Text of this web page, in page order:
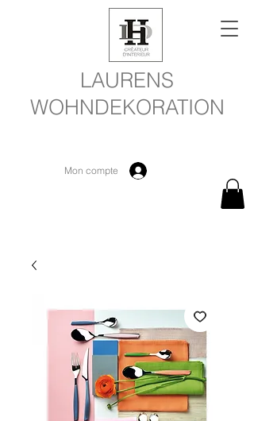
LAURENS
WOHNDEKORATION
Mon compte